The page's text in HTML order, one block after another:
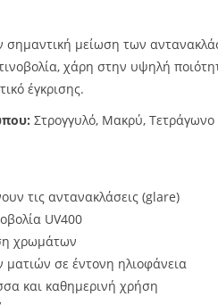
μείωση των
χάρη στην υψηλή
έγκρισης.
Στρογγυλό, Μακρύ,
τις αντανακλάσεις (glare)
UV400
χρωμάτων
σε έντονη ηλιοφάνεια
και καθημερινή χρήση